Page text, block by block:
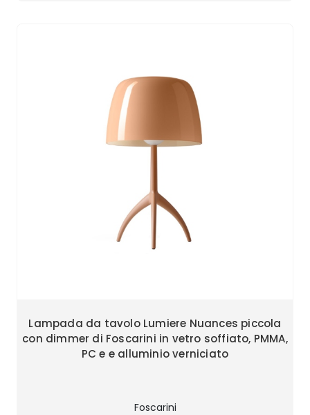
Lampada da tavolo Lumiere Nuances piccola
con dimmer di Foscarini in vetro soffiato, PMMA,
PC e e alluminio verniciato
Foscarini